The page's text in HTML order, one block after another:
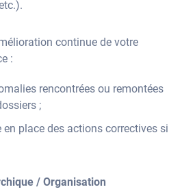
continue de votre
:
rencontrées ou remontées
;
en place des actions correctives si
/ Organisation